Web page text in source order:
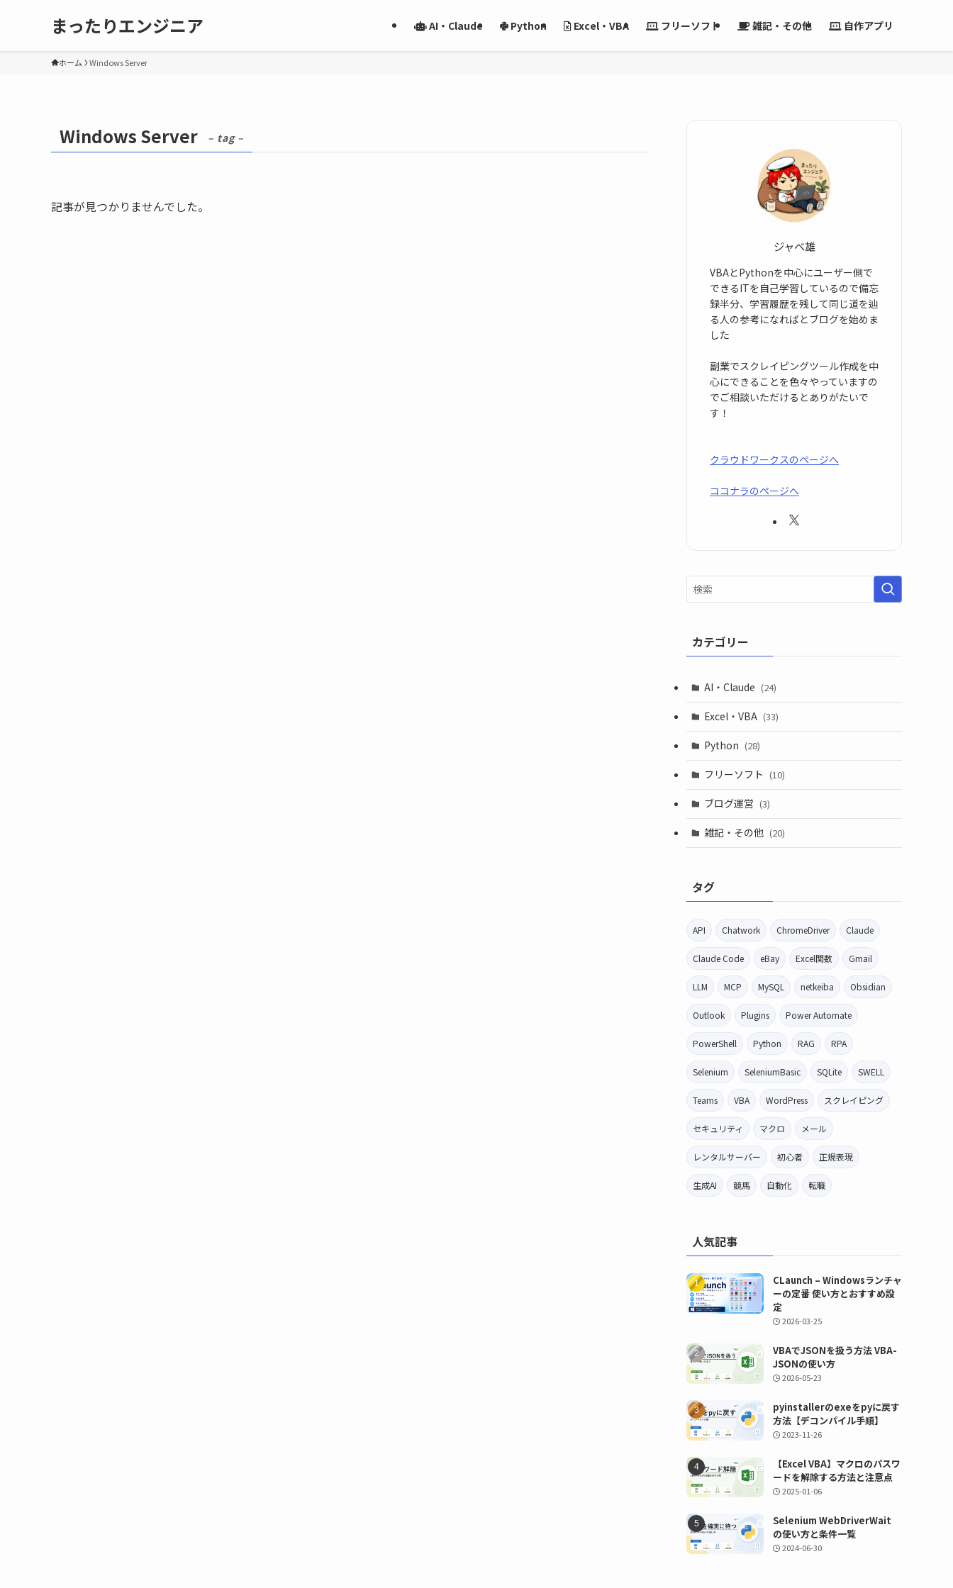
まったりエンジニア AI・Claude Python Excel・VBA フリーソフト 雑記・その他 自作アプリ
ホーム Windows Server
Windows Server – tag –
記事が見つかりませんでした。
ジャベ雄
VBAとPythonを中心にユーザー側で
できるITを自己学習しているので備忘
録半分、学習履歴を残して同じ道を辿
る人の参考になればとブログを始めま
した
副業でスクレイピングツール作成を中
心にできることを色々やっていますの
でご相談いただけるとありがたいで
す！
クラウドワークスのページへ
ココナラのページへ
カテゴリー
AI・Claude (24)
Excel・VBA (33)
Python (28)
フリーソフト (10)
ブログ運営 (3)
雑記・その他 (20)
タグ
API Chatwork ChromeDriver Claude
Claude Code eBay Excel関数 Gmail
LLM MCP MySQL netkeiba Obsidian
Outlook Plugins Power Automate
PowerShell Python RAG RPA
Selenium SeleniumBasic SQLite SWELL
Teams VBA WordPress スクレイピング
セキュリティ マクロ メール
レンタルサーバー 初心者 正規表現
生成AI 競馬 自動化 転職
人気記事
CLaunch – Windowsランチャ
ーの定番 使い方とおすすめ設
定
2026-03-25
VBAでJSONを扱う方法 VBA-
JSONの使い方
2026-05-23
pyinstallerのexeをpyに戻す
方法【デコンパイル手順】
2023-11-26
【Excel VBA】マクロのパスワ
ードを解除する方法と注意点
2025-01-06
Selenium WebDriverWait
の使い方と条件一覧
2024-06-30